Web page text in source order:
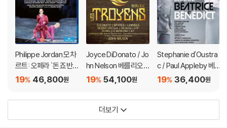
3) 렌티큘러 스틸북의 경우, 보호필름이 붙어 판매되기도 합니다. 보호필
름 손상에 의한 교환/반품은 불가합니다.
4) 본품 보호를 위해 노란색의 카톤 박스로 재포장한 경우, 카톤박스 손상
에 의한 교환/반품은 불가합니다.
5) 아웃케이스/구성품/포장 상태 불량에 의한 교환/반품 신청시 불량 확
인을 위해 개봉 시의 동영상을 요청할 수 있으며, 동영상이 없는 경우 교
환/반품이 제한될 수 있습니다.
※ 디스크 재생 불량
1) 기기 문제로 인해 발생하는 재생 불량 현상에 대해서는 반품/교환이 불
Philippe Jordan 모차
르트: 오페라 `돈 죠반
니` (Mozart: Opera `
46,800원
19%
Joyce DiDonato / Jo
hn Nelson 베를리오
즈: 오페라 '트로이인'
s)
54,100원
19%
Stephanie d'Oustra
c / Paul Appleby 베
를리오즈: 코믹 오페라
트' - 스테파니 두스트
안토넬로 마나코르다
36,400원
19%
더보기